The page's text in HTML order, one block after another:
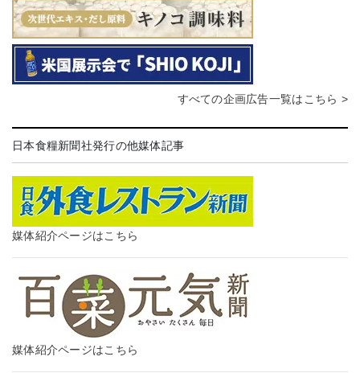
すべての企画広告一覧はこちら >
日本食糧新聞社発行の他媒体記事
媒体紹介ページはこちら
媒体紹介ページはこちら